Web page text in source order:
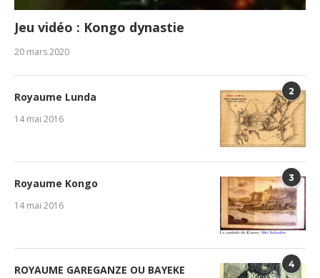
Jeu vidéo : Kongo dynastie
20 mars 2020
2
Royaume Lunda
14 mai 2016
3
Royaume Kongo
14 mai 2016
4
ROYAUME GAREGANZE OU BAYEKE